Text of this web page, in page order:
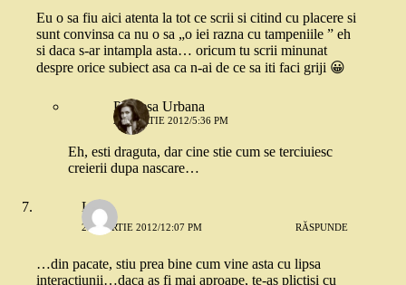
Eu o sa fiu aici atenta la tot ce scrii si citind cu placere si
sunt convinsa ca nu o sa „o iei razna cu tampeniile ” eh
si daca s-ar intampla asta… oricum tu scrii minunat
despre orice subiect asa ca n-ai de ce sa iti faci griji 😀
Printesa Urbana
23 MARTIE 2012/5:36 PM
Eh, esti draguta, dar cine stie cum se terciuiesc
creierii dupa nascare…
LP
23 MARTIE 2012/12:07 PM RĂSPUNDE
…din pacate, stiu prea bine cum vine asta cu lipsa
interactiunii…daca as fi mai aproape, te-as plictisi cu